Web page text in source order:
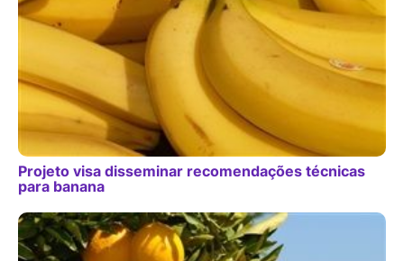
Projeto visa disseminar recomendações técnicas
para banana